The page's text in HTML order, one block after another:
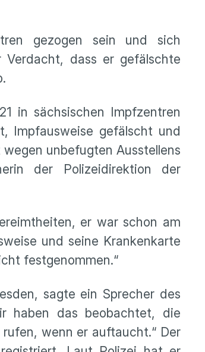
gezogen sein und sich
dass er gefälschte
in sächsischen Impfzentren
Impfausweise gefälscht und
unbefugten Ausstellens
der Polizeidirektion der
er war schon am
und seine Krankenkarte
festgenommen.“
sagte ein Sprecher des
haben das beobachtet, die
wenn er auftaucht.“ Der